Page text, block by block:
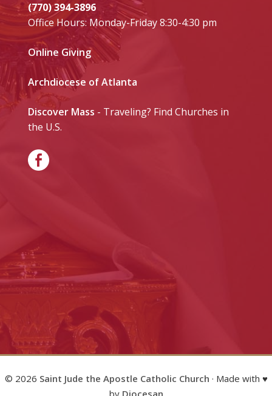
(770) 394-3896
Office Hours: Monday-Friday 8:30-4:30 pm
Online Giving
Archdiocese of Atlanta
Discover Mass - Traveling? Find Churches in
the U.S.
© 2026 Saint Jude the Apostle Catholic Church · Made with ♥